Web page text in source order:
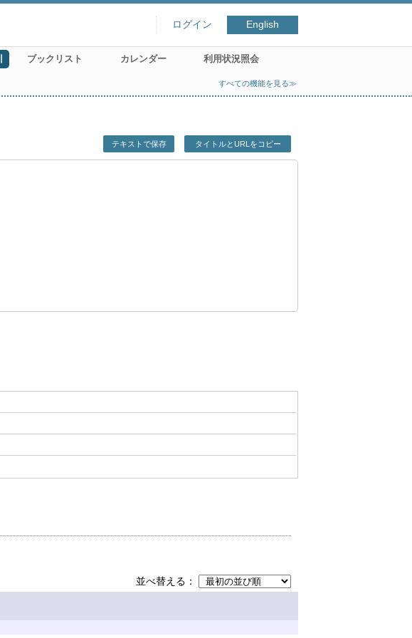
ログイン English
ブックリスト カレンダー 利用状況照会
すべての機能を見る≫
テキストで保存 タイトルとURLをコピー
並べ替える